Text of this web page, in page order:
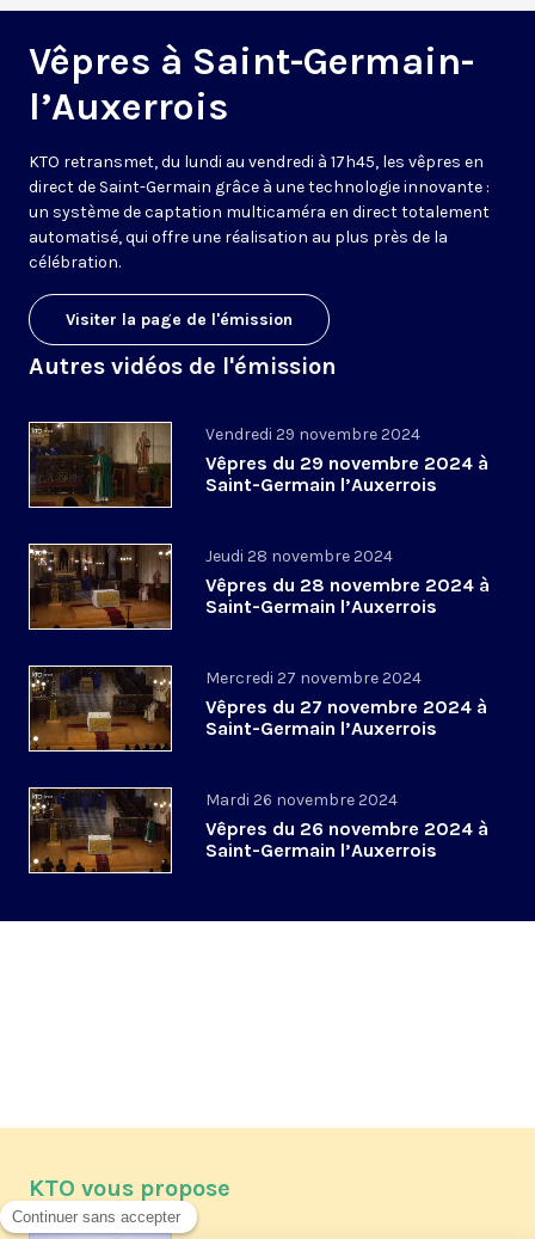
Vêpres à Saint-Germain-
l’Auxerrois
KTO retransmet, du lundi au vendredi à 17h45, les vêpres en
direct de Saint-Germain grâce à une technologie innovante :
un système de captation multicaméra en direct totalement
automatisé, qui offre une réalisation au plus près de la
célébration.
Visiter la page de l'émission
Autres vidéos de l'émission
Vendredi 29 novembre 2024
Vêpres du 29 novembre 2024 à
Saint-Germain l’Auxerrois
Jeudi 28 novembre 2024
Vêpres du 28 novembre 2024 à
Saint-Germain l’Auxerrois
Mercredi 27 novembre 2024
Vêpres du 27 novembre 2024 à
Saint-Germain l’Auxerrois
Mardi 26 novembre 2024
Vêpres du 26 novembre 2024 à
Saint-Germain l’Auxerrois
KTO vous propose